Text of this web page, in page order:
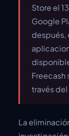
Store el
Google
después,
Freecash
través
La